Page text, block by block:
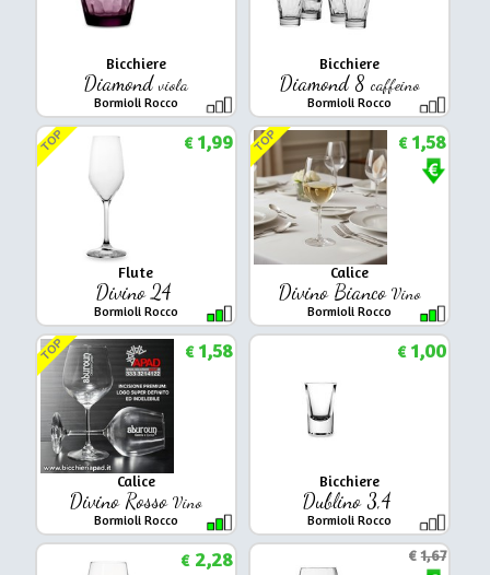
Bicchiere
Diamondviola
Bormioli Rocco
Bicchiere
Diamond 8 caffeino
Bormioli Rocco
Flute
Divino 24
Bormioli Rocco
TOP €1,99
Calice
Divino Bianco Vino
Bormioli Rocco
TOP €1,58
Calice
Divino RossoVino
Bormioli Rocco
TOP €1,58
Bicchiere
Dublino 3,4
Bormioli Rocco
€1,00
€2,28 €1,67